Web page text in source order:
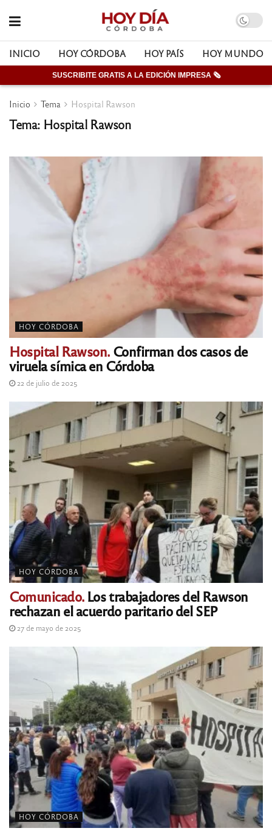
INICIO HOY CÓRDOBA HOY PAÍS HOY MUNDO
SUSCRIBITE GRATIS A LA EDICIÓN IMPRESA 🗞
Inicio Tema Hospital Rawson
Tema: Hospital Rawson
HOY CÓRDOBA
Hospital Rawson.Confirman dos casos de
viruela símica en Córdoba
22 de julio de 2025
HOY CÓRDOBA
Comunicado.Los trabajadores del Rawson
rechazan el acuerdo paritario del SEP
27 de mayo de 2025
HOY CÓRDOBA